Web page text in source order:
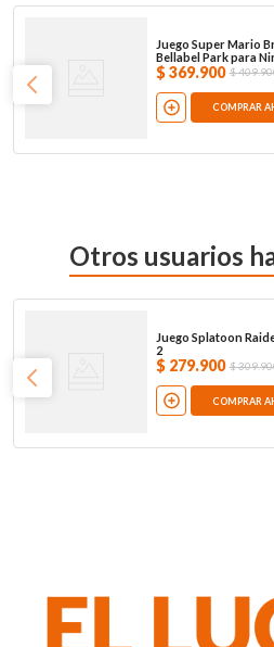
Juego Super Mario
Bellabel Park para
$ 369.900 $409.
COMPRAR
Otros usuarios
Juego Splatoon
2
$ 279.900 $309.
COMPRAR